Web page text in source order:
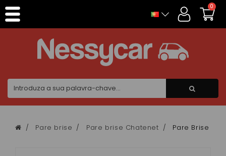
0
Pare brise Pare brise Chatenet Pare Brise
Painel de Gerenciamento de Cookies